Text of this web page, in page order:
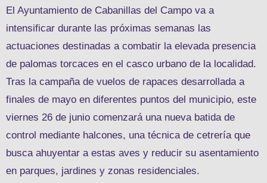
El Ayuntamiento de Cabanillas del Campo va a
intensificar durante las próximas semanas las
actuaciones destinadas a combatir la elevada presencia
de palomas torcaces en el casco urbano de la localidad.
Tras la campaña de vuelos de rapaces desarrollada a
finales de mayo en diferentes puntos del municipio, este
viernes 26 de junio comenzará una nueva batida de
control mediante halcones, una técnica de cetrería que
busca ahuyentar a estas aves y reducir su asentamiento
en parques, jardines y zonas residenciales.